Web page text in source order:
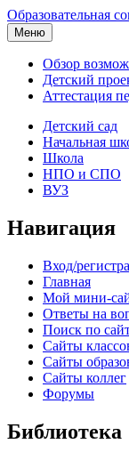
Образовательная
Меню
Обзор
Детский
Аттестация
Детский сад
Начальная
Школа
НПО и СПО
ВУЗ
Навигация
Вход/
Главная
Мой мини-
Ответы на
Поиск по
Сайты
Сайты
Сайты коллег
Форумы
Библиотека